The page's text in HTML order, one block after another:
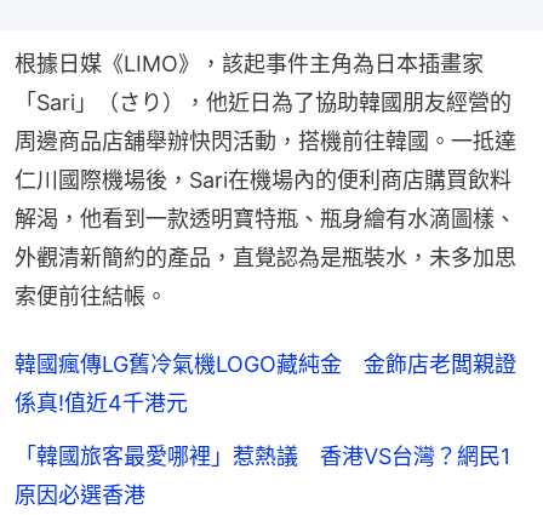
根據日媒《LIMO》，該起事件主角為日本插畫家
「Sari」（さり），他近日為了協助韓國朋友經營的
周邊商品店舖舉辦快閃活動，搭機前往韓國。一抵達
仁川國際機場後，Sari在機場內的便利商店購買飲料
解渴，他看到一款透明寶特瓶、瓶身繪有水滴圖樣、
外觀清新簡約的產品，直覺認為是瓶裝水，未多加思
索便前往結帳。
韓國瘋傳LG舊冷氣機LOGO藏純金 金飾店老闆親證
係真!值近4千港元
「韓國旅客最愛哪裡」惹熱議 香港VS台灣？網民1
原因必選香港